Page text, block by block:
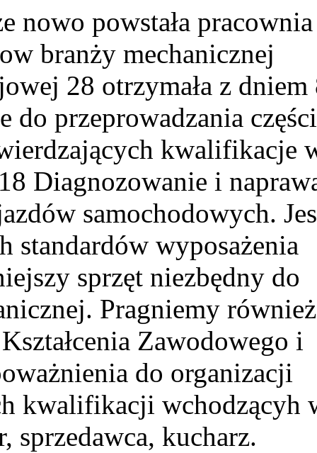
nowo powstała pracownia
branży mechanicznej
28 otrzymała z dniem
do przeprowadzania części
kwalifikacje
Diagnozowanie i
samochodowych.
standardów wyposażenia
sprzęt niezbędny do
Pragniemy również
Zawodowego i
do organizacji
kwalifikacji wchodzącyh
sprzedawca, kucharz.